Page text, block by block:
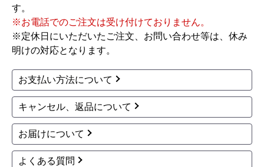
す。
※お電話でのご注文は受け付けておりません。
※定休日にいただいたご注文、お問い合わせ等は、休み
明けの対応となります。
お支払い方法について
キャンセル、返品について
お届けについて
よくある質問